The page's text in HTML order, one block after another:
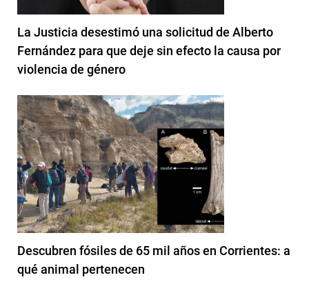
La Justicia desestimó una solicitud de Alberto
Fernández para que deje sin efecto la causa por
violencia de género
Descubren fósiles de 65 mil años en Corrientes: a
qué animal pertenecen